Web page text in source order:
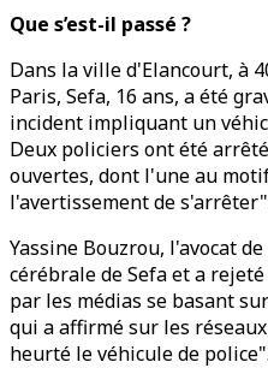
Que s’est-il passé ?
Dans la ville d'Elancourt, à
Paris, Sefa, 16 ans, a été
incident impliquant un
Deux policiers ont été
ouvertes, dont l'une au
l'avertissement de
Yassine Bouzrou, l'avocat
cérébrale de Sefa et a
par les médias se basant
qui a affirmé sur les
heurté le véhicule de police".